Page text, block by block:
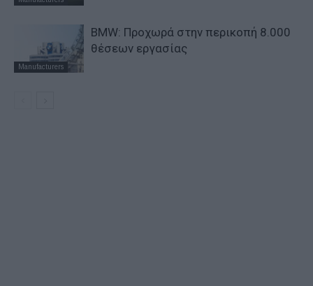
Manufacturers
BMW: Προχωρά στην περικοπή 8.000
θέσεων εργασίας